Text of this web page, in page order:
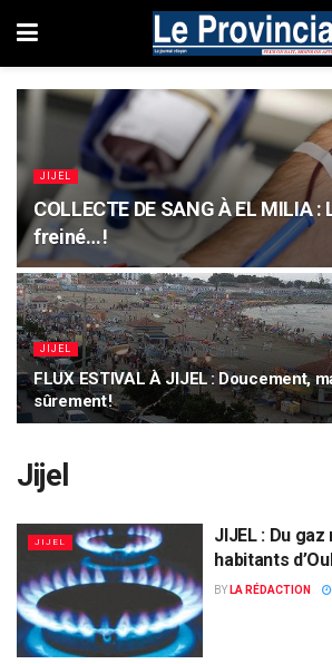
JIJEL
COLLECTE DE SANG À EL MILIA :
freiné… !
JIJEL
FLUX ESTIVAL À JIJEL : Doucement,
sûrement !
Jijel
JIJEL
JIJEL : Du
habitants
BY LA RÉDACTION